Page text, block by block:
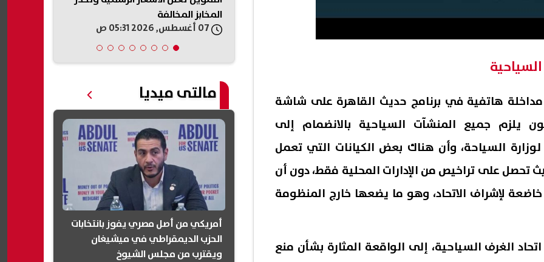
هاتفية في برنامج حديث القاهرة على شاشة
يلزم جميع المنشآت السياحية بالانضمام إلى
السياحة، وأن هناك بعض الكيانات التي تعمل
تحصل على تراخيص من الإدارات المحلية فقط، دون أن
لإشراف الاتحاد، وهو ما يضعها خارج المنظومة
الغرف السياحية، إلى الواقعة المثارة بشأن منع
المخابز المخالفة
مالتى ميديا
أمريكي من أصل مصري يفوز بانتخابات
الحزب الديمقراطي في ميشيغان
ويقترب من مجلس الشيوخ